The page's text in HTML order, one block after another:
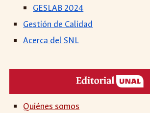
GESLAB 2024
Gestión de Calidad
Acerca del SNL
Quiénes somos